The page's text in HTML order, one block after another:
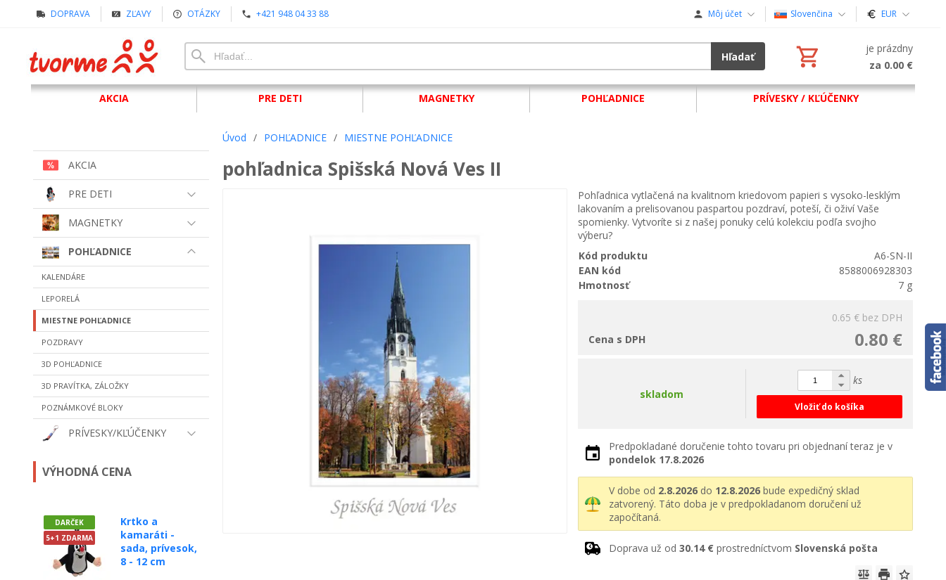
DOPRAVA ZĽAVY OTÁZKY +421 948 04 33 88 Môj účet Slovenčina EUR
Hľadať
je prázdny
za 0.00 €
AKCIA PRE DETI MAGNETKY POHĽADNICE PRÍVESKY / KĽÚČENKY
AKCIA
PRE DETI
MAGNETKY
POHĽADNICE
KALENDÁRE
LEPORELÁ
MIESTNE POHĽADNICE
POZDRAVY
3D POHĽADNICE
3D PRAVÍTKA, ZÁLOŽKY
POZNÁMKOVÉ BLOKY
PRÍVESKY/KĽÚČENKY
VÝHODNÁ CENA
DARČEK
5+1 ZDARMA
Krtko a
kamaráti -
sada, prívesok,
8 - 12 cm
Úvod / POHĽADNICE / MIESTNE POHĽADNICE
pohľadnica Spišská Nová Ves II
Pohľadnica vytlačená na kvalitnom kriedovom papieri s vysoko-lesklým
lakovaním a prelisovanou paspartou pozdraví, poteší, či oživí Vaše
spomienky. Vytvoríte si z našej ponuky celú kolekciu podľa svojho
výberu?
Kód produktu
A6-SN-II
EAN kód
8588006928303
Hmotnosť
7 g
0.65 € bez DPH
0.80 €
Cena s DPH
skladom
ks
Vložiť do košíka
Predpokladané doručenie tohto tovaru pri objednaní teraz je v
pondelok 17.8.2026
V dobe od 2.8.2026 do 12.8.2026 bude expedičný sklad
zatvorený. Táto doba je v predpokladanom doručení už
započítaná.
Doprava už od30.14 € prostredníctvom Slovenská pošta